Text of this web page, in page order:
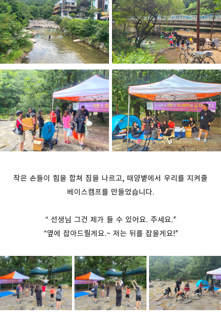
작은 손들이 힘을 합쳐 짐을 나르고, 때양볕에서 우리를 지켜줄
베이스캠프를 만들었습니다.
“ 선생님 그건 제가 들 수 있어요. 주세요.”
“옆에 잡아드릴게요.~ 저는 뒤를 잡을게요!”